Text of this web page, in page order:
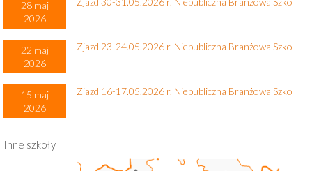
28 maj
2026
22 maj
2026
Zjazd 23-24.05.2026 r. Niepubliczna Branżowa Szko
15 maj
2026
Zjazd 16-17.05.2026 r. Niepubliczna Branżowa Szko
Inne szkoły